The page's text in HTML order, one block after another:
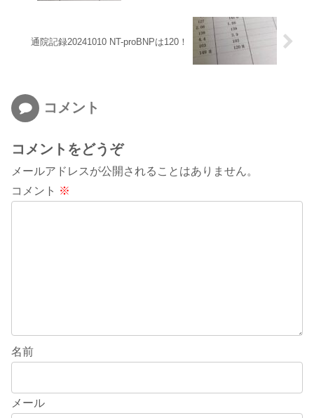
通院記録20241010 NT-proBNPは120！
コメント
コメントをどうぞ
メールアドレスが公開されることはありません。
コメント ※
名前
メール